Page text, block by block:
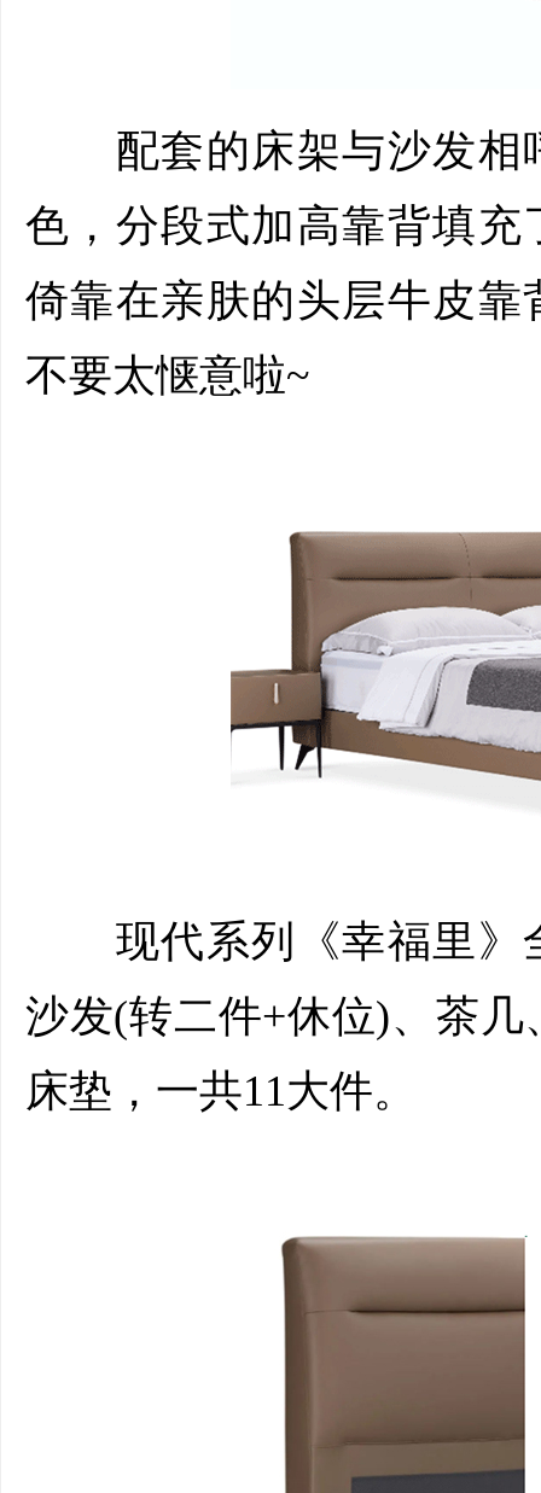
配套的床架与沙发相
色，分段式加高靠背填
倚靠在亲肤的头层牛皮
不要太惬意啦~
现代系列《幸福里》
沙发(转二件+休位)、茶
床垫，一共11大件。